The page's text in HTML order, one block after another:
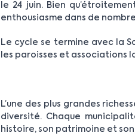
le 24 juin. Bien
enthousiasme dans de
Le cycle se termine avec la
les paroisses et associations
L’une des plus grandes
diversité. Chaque
histoire, son patrimoine et